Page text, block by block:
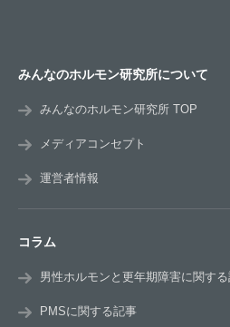
みんなのホルモン研究所について
みんなのホルモン研究所 TOP
メディアコンセプト
運営者情報
コラム
男性ホルモンと更年期障害に関す
PMSに関する記事